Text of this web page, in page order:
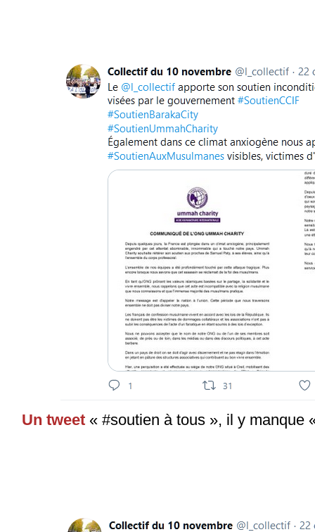
Un tweet« #soutien à tous », il y manque